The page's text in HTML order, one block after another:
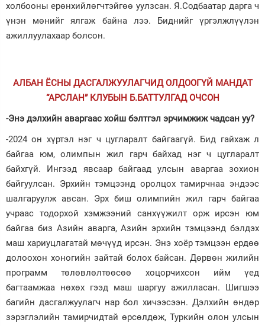
холбооны ерөнхийлөгчтэйгөө уулзсан. Я.Содбаатар дарга ч
үнэн мөнийг ялгаж байна лээ. Биднийг үргэлжлүүлэн
ажиллуулахаар болсон.
АЛБАН ЁСНЫ ДАСГАЛЖУУЛАГЧИД ОЛДООГҮЙ МАНДАТ
“АРСЛАН” КЛУБЫН Б.БАТТУЛГАД ОЧСОН
-Энэ дэлхийн аваргаас хойш бэлтгэл эрчимжиж чадсан уу?
-2024 он хүртэл нэг ч цугларалт байгаагүй. Бид гайхаж л
байгаа юм, олимпын жил гарч байхад нэг ч цугларалт
байхгүй. Ингээд явсаар байгаад улсын аваргаа зохион
байгуулсан. Эрхийн тэмцээнд оролцох тамирчнаа эндээс
шалгаруулж авсан. Эрх биш олимпийн жил гарч байгаа
учраас тодорхой хэмжээний санхүүжилт орж ирсэн юм
байгаа биз Азийн аварга, Азийн эрхийн тэмцээнд бэлдэх
маш хариуцлагатай мөчүүд ирсэн. Энэ хоёр тэмцээн ердөө
долоохон хоногийн зайтай болох байсан. Дөрвөн жилийн
программ төлөвлөлтөөсөө хоцорчихсон ийм үед
багтаамжаа нөхөх гээд маш шаргуу ажилласан. Шигшээ
багийн дасгалжуулагч нар бол хичээсээн. Дэлхийн өндөр
зэрэглэлийн тамирчидтай өрсөлдөж, Туркийн олон улсын